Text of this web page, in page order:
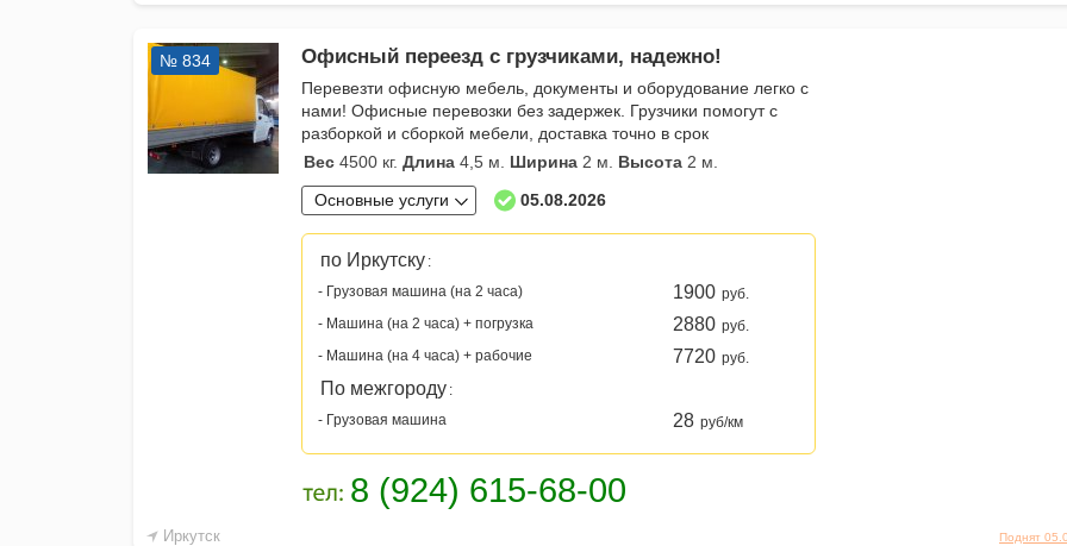
Иркутск Поднят
№ 834 Офисный переезд с грузчиками, надежно!
Перевезти офисную мебель, документы и оборудование легко с
нами! Офисные перевозки без задержек. Грузчики помогут с
разборкой и сборкой мебели, доставка точно в срок
Вес 4500 кг. Длина 4,5 м. Ширина 2 м. Высота 2 м.
Основные услуги
05.08.2026
по Иркутску :
- Грузовая машина (на 2 часа)
1900 руб.
- Машина (на 2 часа) + погрузка
2880 руб.
- Машина (на 4 часа) + рабочие
7720 руб.
По межгороду :
- Грузовая машина
28 руб/км